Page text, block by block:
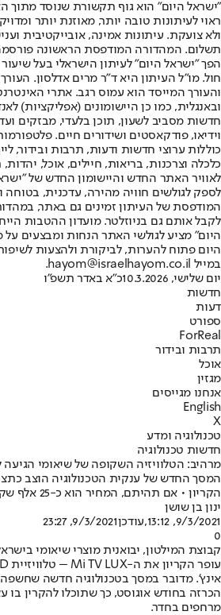
"ישראל היום" הוא גוף תקשורת שנוסד מתוך
ראוי לעיתונות טובה יותר, מאוזנת יותר
ולא צועקת. עיתונות אמינה, אובייקטיבית
הפך "ישראל היום" לעיתון הישראלי בעל
חול. מו"ל העיתון היא ד"ר מרים אדלסון.
והעורך המייסד הוא עמוס רגב. אתרי
חדשות מסביב לשעון, תוכן בלעדי, מבזקים
וידיאו, פודקאסטים ושידורים חיים.
כוללות ערוצי חדשות ודעות, תרבות ובידור,
לאוויר האתר החדש והיישומון החדש של
לספק לגולשים חוויה מהירה, עדכנית, בטוחה
המודפסת של העיתון זמינים גם באתר,
לקבל אותם גם בניוזלטר. מועדון ההטבות
היום" מציע לגולשי האתר הנחות ומבצעים על
היום פתוח להערות, לביקורת ולהצעות
במייל hayom@israelhayom.co.il.
יום שלישי, 10.3.2026
כ"א באדר תשפ"ו
חדשות
דעות
ספורט
ForReal
תרבות ובידור
אוכל
מגזין
אנחנו מגייסים
English
X
טכנולוגיה ומדע
חדשות טכנולוגיה
מרהיב: הטלוויזיה השקופה של שיאומי הגיעה
הקריון • אם תהיתם, המחיר הוא כ-25 אלף שקלים
ינון בן שושן
9/3/2021, 13:12
,עודכן9/3/2021, 23:27
0
אינץ'. מדובר במסך בטכנולוגיה חדשה שחשפה
הכרזה בחודש אוגוסט, כך שתוכלו להקרין בו
מרחפים בחדר.